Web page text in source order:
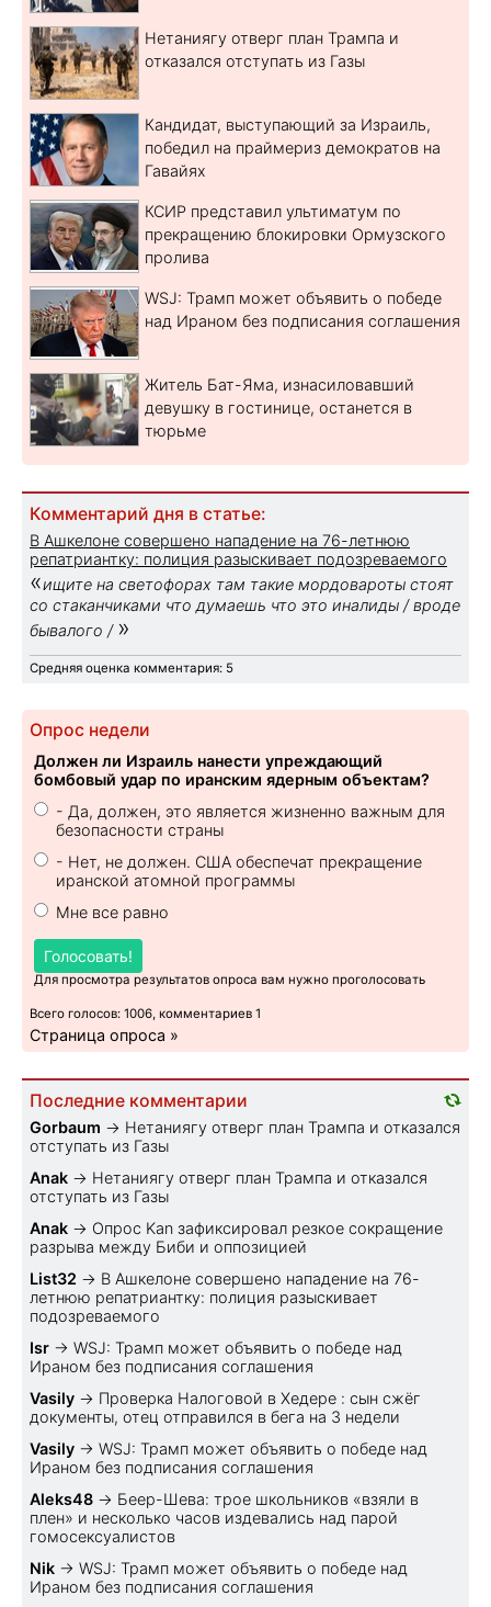
Нетаниягу отверг план Трампа и
отказался отступать из Газы
Кандидат, выступающий за Израиль,
победил на праймериз демократов на
Гавайях
КСИР представил ультиматум по
прекращению блокировки Ормузского
пролива
WSJ: Трамп может объявить о победе
над Ираном без подписания соглашения
Житель Бат-Яма, изнасиловавший
девушку в гостинице, останется в
тюрьме
Комментарий дня в статье:
В Ашкелоне совершено нападение на 76-летнюю
репатриантку: полиция разыскивает подозреваемого
«ищите на светофорах там такие мордовароты стоят
со стаканчиками что думаешь что это иналиды / вроде
бывалого / »
Средняя оценка комментария: 5
Опрос недели
Должен ли Израиль нанести упреждающий
бомбовый удар по иранским ядерным объектам?
- Да, должен, это является жизненно важным для
безопасности страны
- Нет, не должен. США обеспечат прекращение
иранской атомной программы
Мне все равно
Голосовать!
Для просмотра результатов опроса вам нужно проголосовать
Всего голосов: 1006, комментариев 1
Страница опроса »
Последние комментарии
Gorbaum → Нетаниягу отверг план Трампа и отказался
отступать из Газы
Anak → Нетаниягу отверг план Трампа и отказался
отступать из Газы
Anak → Опрос Kan зафиксировал резкое сокращение
разрыва между Биби и оппозицией
List32 → В Ашкелоне совершено нападение на 76-
летнюю репатриантку: полиция разыскивает
подозреваемого
Isr → WSJ: Трамп может объявить о победе над
Ираном без подписания соглашения
Vasily → Проверка Налоговой в Хедере : сын сжёг
документы, отец отправился в бега на 3 недели
Vasily → WSJ: Трамп может объявить о победе над
Ираном без подписания соглашения
Aleks48 → Беер-Шева: трое школьников «взяли в
плен» и несколько часов издевались над парой
гомосексуалистов
Nik → WSJ: Трамп может объявить о победе над
Ираном без подписания соглашения